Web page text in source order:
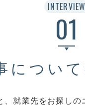
INTERVIEW
01
につい
就業先をお探し